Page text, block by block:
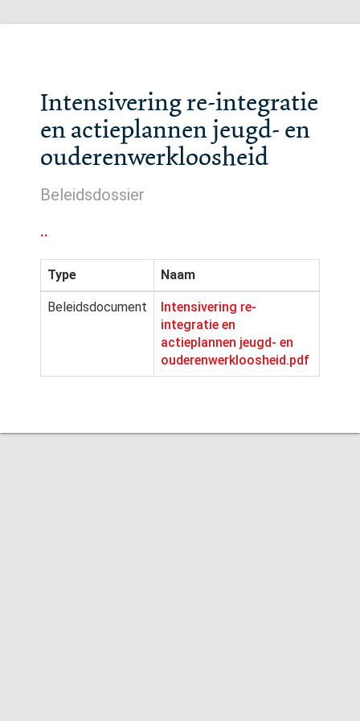
Intensivering re-integratie
en actieplannen jeugd- en
ouderenwerkloosheid
Beleidsdossier
..
Type Naam
Beleidsdocument
Intensivering re-
integratie en
actieplannen jeugd- en
ouderenwerkloosheid.pdf